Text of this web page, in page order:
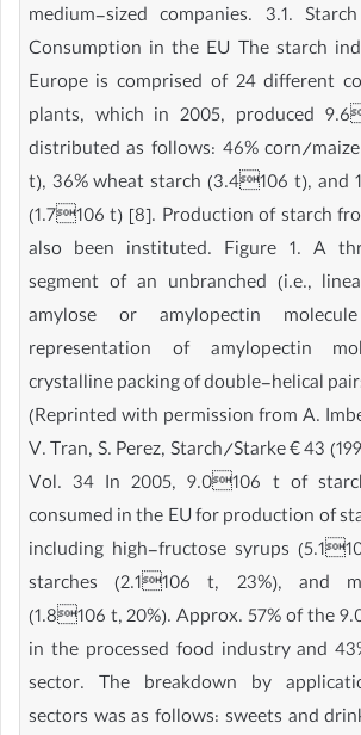
medium-sized companies. 3.1.
Consumption in the EU The starch
Europe is comprised of 24 different
plants, which in 2005, produced
distributed as follows: 46% corn/
t), 36% wheat starch (3.4106 t), and
(1.7106 t) [8]. Production of starch
also been instituted. Figure 1. A
segment of an unbranched (i.e.,
amylose or amylopectin
representation of amylopectin
crystalline packing of double-helical
(Reprinted with permission from A.
V. Tran, S. Perez, Starch/Starke € 43
Vol. 34 In 2005, 9.0106 t of
consumed in the EU for production of
including high-fructose syrups
starches (2.1106 t, 23%), and
(1.8106 t, 20%). Approx. 57% of the
in the processed food industry and
sector. The breakdown by
sectors was as follows: sweets and